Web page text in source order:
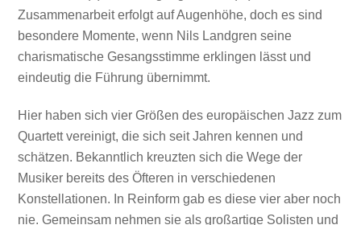
Zusammenarbeit erfolgt auf Augenhöhe, doch es sind
besondere Momente, wenn Nils Landgren seine
charismatische Gesangsstimme erklingen lässt und
eindeutig die Führung übernimmt.
Hier haben sich vier Größen des europäischen Jazz zum
Quartett vereinigt, die sich seit Jahren kennen und
schätzen. Bekanntlich kreuzten sich die Wege der
Musiker bereits des Öfteren in verschiedenen
Konstellationen. In Reinform gab es diese vier aber noch
nie. Gemeinsam nehmen sie als großartige Solisten und